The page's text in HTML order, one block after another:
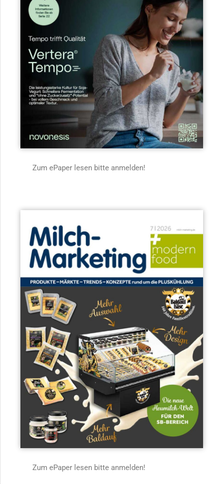
Zum ePaper lesen bitte anmelden!
Zum ePaper lesen bitte anmelden!